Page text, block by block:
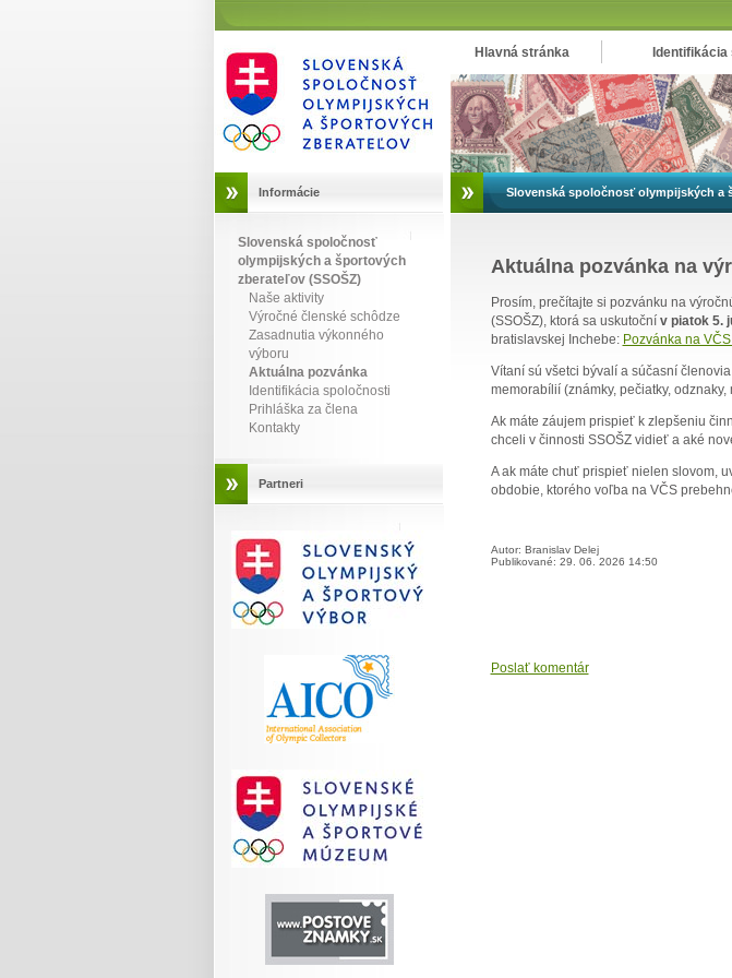
Informácie
Slovenská spoločnosť
olympijských a športových
zberateľov (SSOŠZ)
Naše aktivity
Výročné členské schôdze
Zasadnutia výkonného
výboru
Aktuálna pozvánka
Identifikácia spoločnosti
Prihláška za člena
Kontakty
Partneri
Hlavná stránka
Slovenská spoločnosť olympijských a
Aktuálna pozvánka na
Prosím, prečítajte si pozvánku na
(SSOŠZ), ktorá sa uskutoční v piatok 5.
bratislavskej Inchebe: Pozvánka na
Vítaní sú všetci bývalí a súčasní
memorabílií (známky, pečiatky,
Ak máte záujem prispieť k zlepšeniu
chceli v činnosti SSOŠZ vidieť a aké
A ak máte chuť prispieť nielen slovom,
obdobie, ktorého voľba na VČS
Autor: Branislav Delej
Publikované: 29. 06. 2026 14:50
Poslať komentár